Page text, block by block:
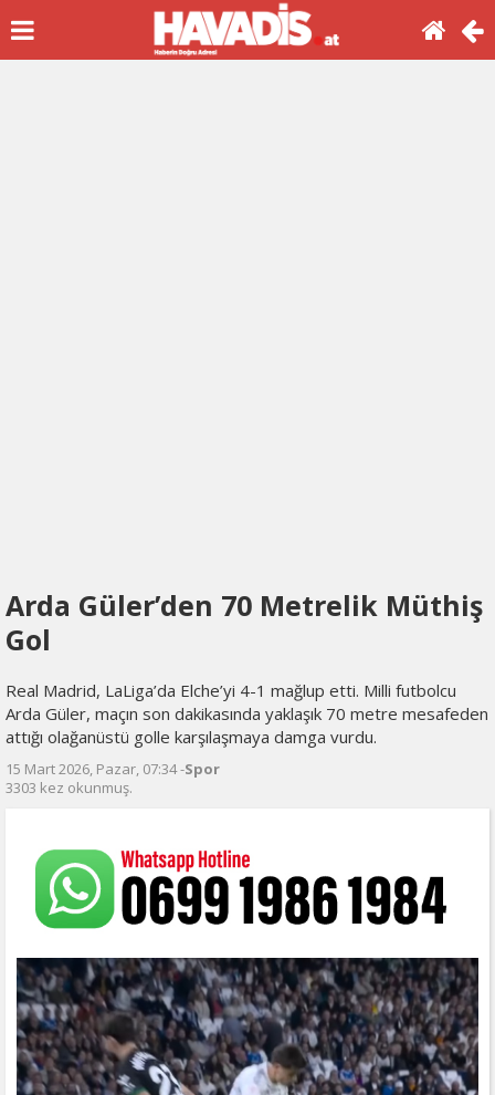
Arda Güler’den 70 Metrelik Müthiş
Gol
Real Madrid, LaLiga’da Elche’yi 4-1 mağlup etti. Milli futbolcu
Arda Güler, maçın son dakikasında yaklaşık 70 metre mesafeden
attığı olağanüstü golle karşılaşmaya damga vurdu.
15 Mart 2026, Pazar, 07:34 -Spor
3303 kez okunmuş.